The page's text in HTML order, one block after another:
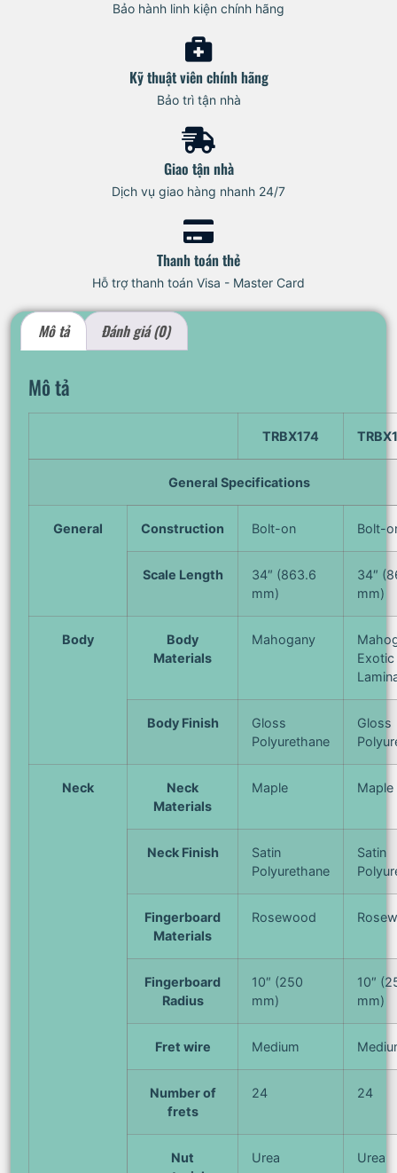
Bảo hành linh kiện chính hãng
Kỹ thuật viên chính hãng
Bảo trì tận nhà
Giao tận nhà
Dịch vụ giao hàng nhanh 24/7
Thanh toán thẻ
Hỗ trợ thanh toán Visa - Master Card
Mô tả Đánh giá (0)
Mô tả
TRBX174
General Specifications
General Construction Bolt-on Bolt-
Scale Length
34″ (863.6
mm)
34″
mm)
Body
Body
Materials
Mahogany
Body Finish
Gloss
Polyurethane
Gloss
Neck
Neck
Materials
Maple Maple
Neck Finish
Satin
Polyurethane
Satin
Fingerboard
Materials
Rosewood
Fingerboard
Radius
10″ (250
mm)
10″
mm)
Fret wire Medium
Number of
frets
24 24
Nut
Urea Urea